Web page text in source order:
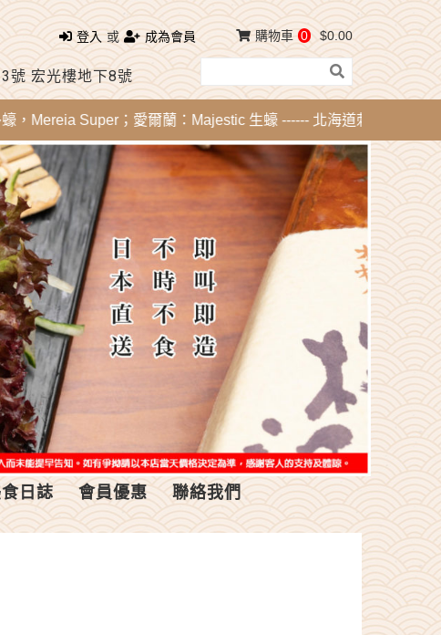
登入 或 成為會員
號 宏光樓地下8號
購物車 0 $0.00
Super；愛爾蘭：Majestic 生蠔 ------ 北海道刺身 - 活帶子，
日誌 會員優惠 聯絡我們